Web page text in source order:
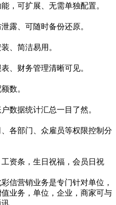
，可扩展、无需单独配置。
露、可随时备份还原。
、简洁易用。
、财务管理清晰可见。
数。
数据统计汇总一目了然。
各部门、众雇员等权限控制分
资条，生日祝福，会员日祝
信营销业务是专门针对单位，
业务，单位，企业，商家可与
，